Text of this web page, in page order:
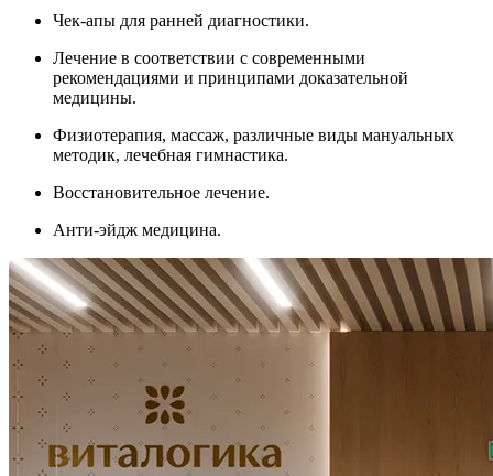
Чек-апы для ранней диагностики.
Лечение в соответствии с современными
рекомендациями и принципами доказательной
медицины.
Физиотерапия, массаж, различные виды мануальных
методик, лечебная гимнастика.
Восстановительное лечение.
Анти-эйдж медицина.